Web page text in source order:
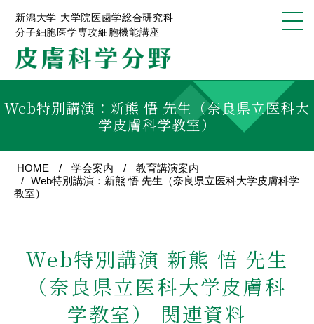
新潟大学 大学院医歯学総合研究科
分子細胞医学専攻細胞機能講座
Web特別講演：新熊 悟 先生（奈良県立医科大
学皮膚科学教室）
HOME 学会案内
教育講演案内
Web特別講演：新熊 悟 先生（奈良県立医科大学皮膚科学
教室）
Web特別講演 新熊 悟 先生
（奈良県立医科大学皮膚科
学教室） 関連資料